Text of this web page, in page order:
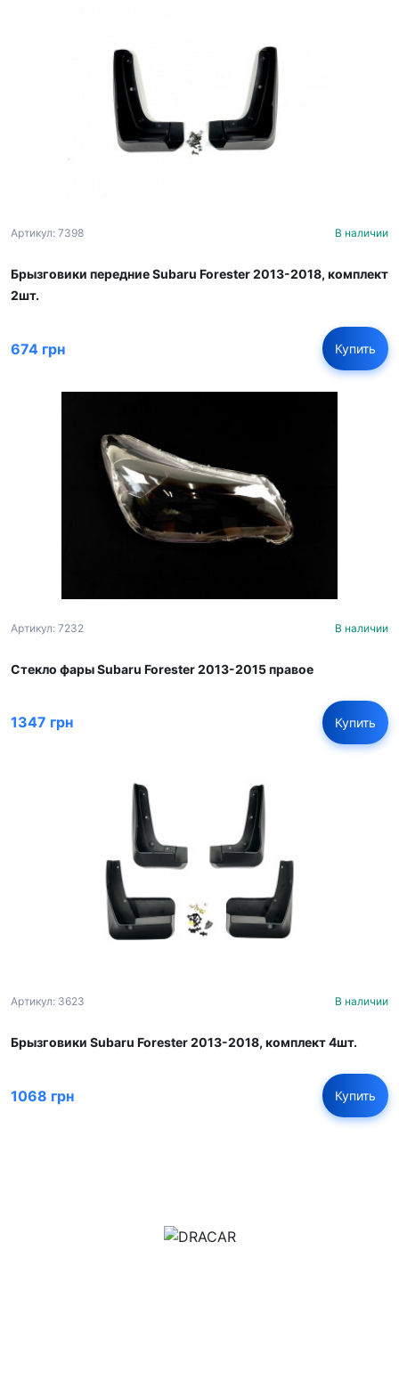
Артикул: 7398 В наличии
Брызговики передние Subaru Forester 2013-2018, комплект
2шт.
674 грн Купить
Артикул: 7232 В наличии
Стекло фары Subaru Forester 2013-2015 правое
1347 грн Купить
Артикул: 3623 В наличии
Брызговики Subaru Forester 2013-2018, комплект 4шт.
1068 грн Купить